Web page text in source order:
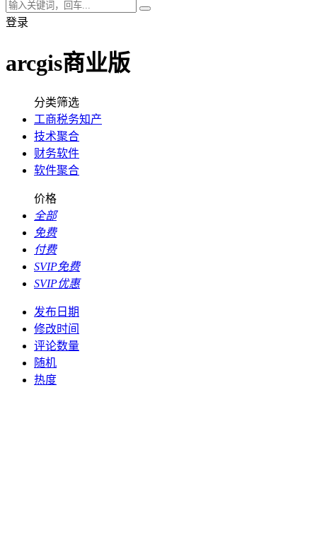
登录
arcgis商业版
分类筛选
工商税务知产
技术聚合
财务软件
软件聚合
价格
全部
免费
付费
SVIP免费
SVIP优惠
发布日期
修改时间
评论数量
随机
热度